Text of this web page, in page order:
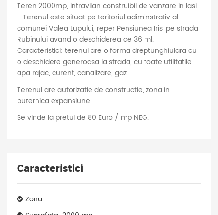
Teren 2000mp, intravilan construibil de vanzare in Iasi
- Terenul este situat pe teritoriul adiminstrativ al
comunei Valea Lupului, reper Pensiunea Iris, pe strada
Rubinului avand o deschiderea de 36 ml.
Caracteristici: terenul are o forma dreptunghiulara cu
o deschidere generoasa la strada, cu toate utilitatile
apa rajac, curent, canalizare, gaz.
Terenul are autorizatie de constructie, zona in
puternica expansiune.
Se vinde la pretul de 80 Euro / mp NEG.
Caracteristici
Zona: